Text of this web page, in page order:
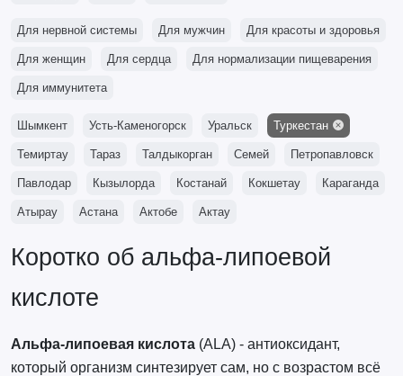
Для нервной системы Для мужчин Для красоты и здоровья
Для женщин Для сердца Для нормализации пищеварения
Для иммунитета
Шымкент Усть-Каменогорск Уральск Туркестан
Темиртау Тараз Талдыкорган Семей Петропавловск
Павлодар Кызылорда Костанай Кокшетау Караганда
Атырау Астана Актобе Актау
Коротко об альфа-липоевой
кислоте
Альфа-липоевая кислота(ALA) - антиоксидант,
который организм синтезирует сам, но с возрастом всё